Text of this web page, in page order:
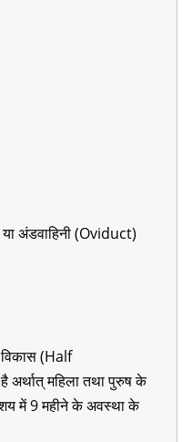
अंडवाहिनी (Oviduct)
(Half
महिला तथा पुरुष के
में 9 महीने के अवस्था के